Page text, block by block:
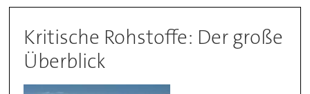
Kritische Rohstoffe: Der große
Überblick